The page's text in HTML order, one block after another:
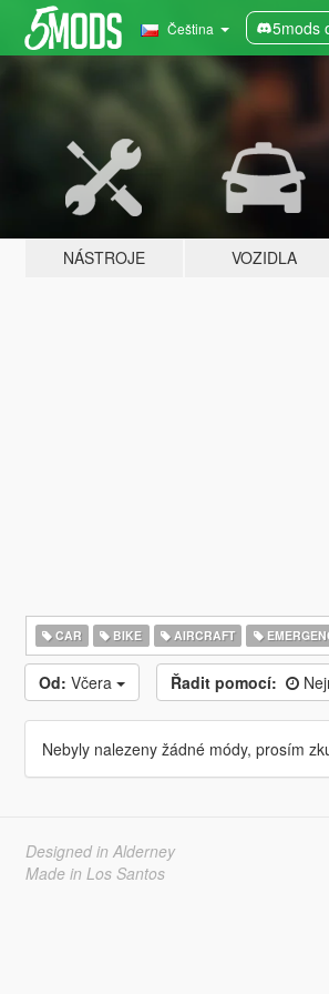
Čeština 5mods
NÁSTROJE VOZIDLA
CAR BIKE AIRCRAFT
Od: Včera Řadit pomocí:
Nebyly nalezeny žádné módy, prosím
Designed in Alderney
Made in Los Santos